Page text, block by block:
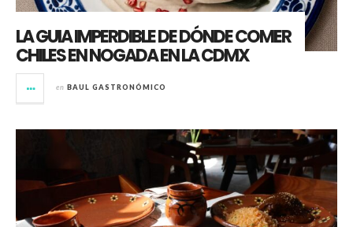
LA GUIA IMPERDIBLE DE DÓNDE COMER
CHILES EN NOGADA EN LA CDMX
en BAUL GASTRONÓMICO